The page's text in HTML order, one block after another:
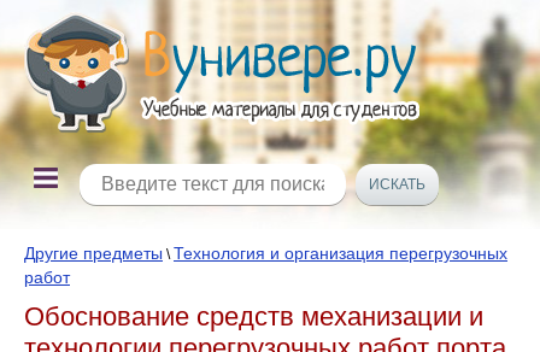
Другие предметы \Технология и организация перегрузочных
работ
Обоснование средств механизации и